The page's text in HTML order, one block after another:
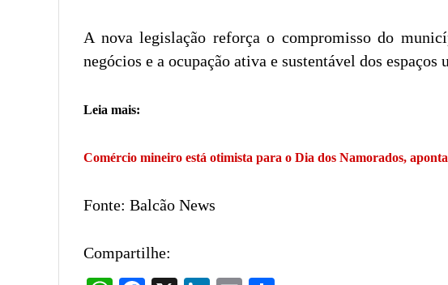
A nova legislação reforça o compromisso do
negócios e a ocupação ativa e sustentável dos espaços
Leia mais:
Comércio mineiro está otimista para o Dia dos Namorados,
Fonte: Balcão News
Compartilhe: